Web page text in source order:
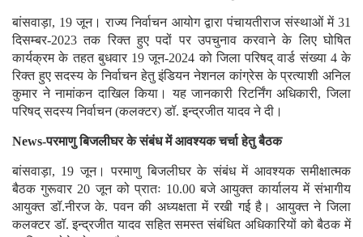
बांसवाड़ा, 19 जून। राज्य निर्वाचन आयोग द्वारा पंचायतीराज संस्थाओं में 31
दिसम्बर-2023 तक रिक्त हुए पदों पर उपचुनाव करवाने के लिए घोषित
कार्यक्रम के तहत बुधवार 19 जून-2024 को जिला परिषद् वार्ड संख्या 4 के
रिक्त हुए सदस्य के निर्वाचन हेतु इंडियन नेशनल कांग्रेस के प्रत्याशी अनिल
कुमार ने नामांकन दाखिल किया। यह जानकारी रिटर्निंग अधिकारी, जिला
परिषद् सदस्य निर्वाचन (कलक्टर) डॉ. इन्द्रजीत यादव ने दी।
News-परमाणु बिजलीघर के संबंध में आवश्यक चर्चा हेतु बैठक
बांसवाड़ा, 19 जून। परमाणु बिजलीघर के संबंध में आवश्यक समीक्षात्मक
बैठक गुरूवार 20 जून को प्रातः 10.00 बजे आयुक्त कार्यालय में संभागीय
आयुक्त डॉ.नीरज के. पवन की अध्यक्षता में रखी गई है। आयुक्त ने जिला
कलक्टर डॉ. इन्द्रजीत यादव सहित समस्त संबंधित अधिकारियों को बैठक में